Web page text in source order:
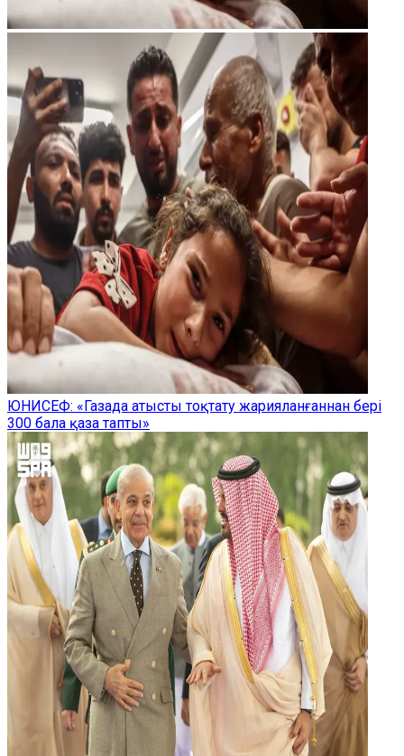
ЮНИСЕФ: «Газада атысты тоқтату жарияланғаннан бері
300 бала қаза тапты»